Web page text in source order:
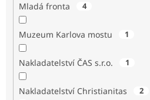
Mladá fronta 4
Muzeum Karlova mostu 1
Nakladatelství ČAS s.r.o. 1
Nakladatelství Christianitas 2